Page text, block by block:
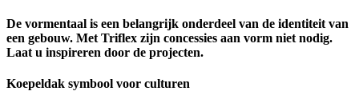
De vormentaal is een belangrijk onderdeel van de identiteit van
een gebouw. Met Triflex zijn concessies aan vorm niet nodig.
Laat u inspireren door de projecten.
Koepeldak symbool voor culturen